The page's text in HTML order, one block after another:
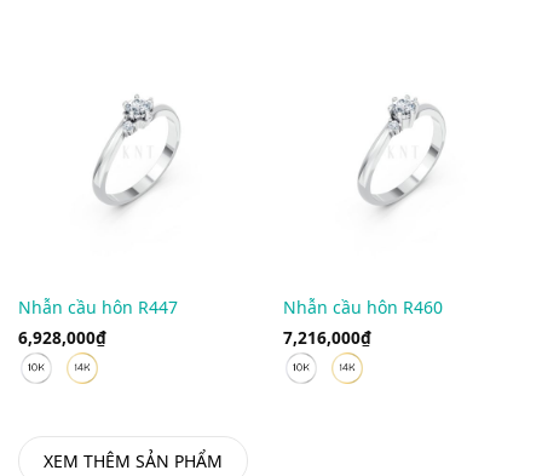
Nhẫn cầu hôn R447
6,928,000₫
Nhẫn cầu hôn R460
7,216,000₫
XEM THÊM SẢN PHẨM